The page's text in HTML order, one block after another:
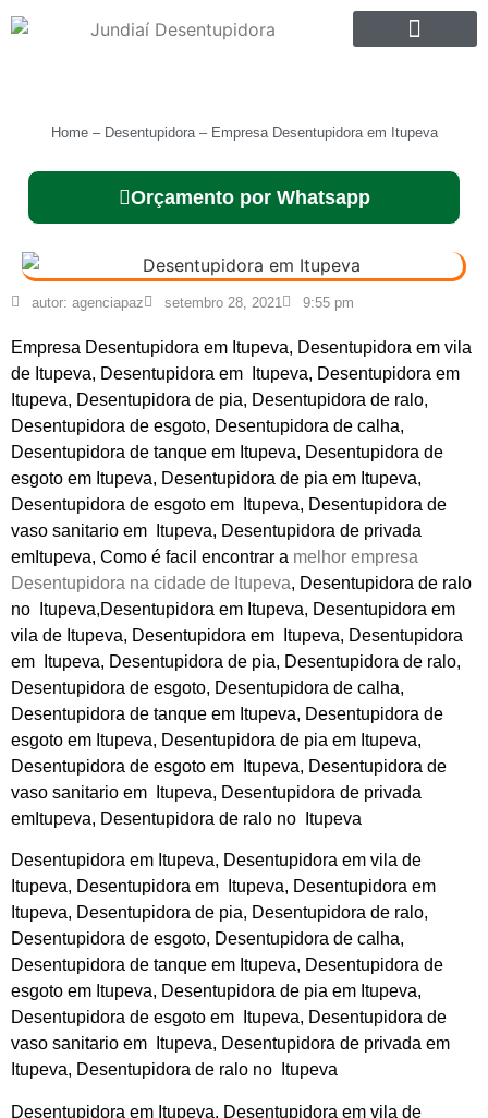
Home– Desentupidora– Empresa Desentupidora em Itupeva
Orçamento por Whatsapp
autor: agenciapaz setembro 28, 2021 9:55 pm
Empresa Desentupidora em Itupeva, Desentupidora em vila
de Itupeva, Desentupidora em Itupeva, Desentupidora em
Itupeva, Desentupidora de pia, Desentupidora de ralo,
Desentupidora de esgoto, Desentupidora de calha,
Desentupidora de tanque em Itupeva, Desentupidora de
esgoto em Itupeva, Desentupidora de pia em Itupeva,
Desentupidora de esgoto em Itupeva, Desentupidora de
vaso sanitario em Itupeva, Desentupidora de privada
emItupeva, Como é facil encontrar a melhor empresa
Desentupidora na cidade de Itupeva, Desentupidora de ralo
no Itupeva,Desentupidora em Itupeva, Desentupidora em
vila de Itupeva, Desentupidora em Itupeva, Desentupidora
em Itupeva, Desentupidora de pia, Desentupidora de ralo,
Desentupidora de esgoto, Desentupidora de calha,
Desentupidora de tanque em Itupeva, Desentupidora de
esgoto em Itupeva, Desentupidora de pia em Itupeva,
Desentupidora de esgoto em Itupeva, Desentupidora de
vaso sanitario em Itupeva, Desentupidora de privada
emItupeva, Desentupidora de ralo no Itupeva
Desentupidora em Itupeva, Desentupidora em vila de
Itupeva, Desentupidora em Itupeva, Desentupidora em
Itupeva, Desentupidora de pia, Desentupidora de ralo,
Desentupidora de esgoto, Desentupidora de calha,
Desentupidora de tanque em Itupeva, Desentupidora de
esgoto em Itupeva, Desentupidora de pia em Itupeva,
Desentupidora de esgoto em Itupeva, Desentupidora de
vaso sanitario em Itupeva, Desentupidora de privada em
Itupeva, Desentupidora de ralo no Itupeva
Desentupidora em Itupeva, Desentupidora em vila de